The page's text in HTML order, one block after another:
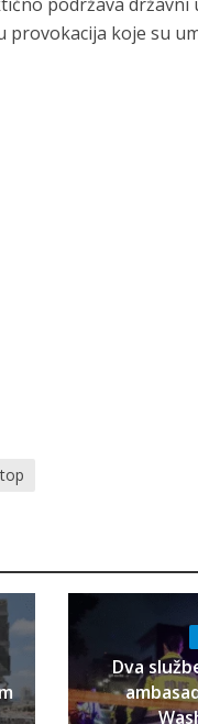
koje su
top
Dva